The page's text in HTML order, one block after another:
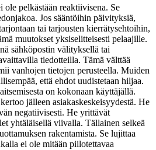
pelkästään reaktiivisena. Se
Jos sääntöihin päivityksiä,
tai tarjousten kierrätysehtoihin,
muutokset yksiselitteisesti pelaajille.
sähköpostin välityksellä tai
tiedotteilla. Tämä välttää
vanhojen tietojen perusteella. Muiden
että ehdot uudistetaan hiljaa.
on kokonaan käyttäjällä.
jälleen asiakaskeskeisyydestä. He
negatiivisesti. He yrittävät
yhtäläisellä viivalla. Tällainen selkeä
rakentamista. Se lujittaa
ei ole mitään piilotettavaa